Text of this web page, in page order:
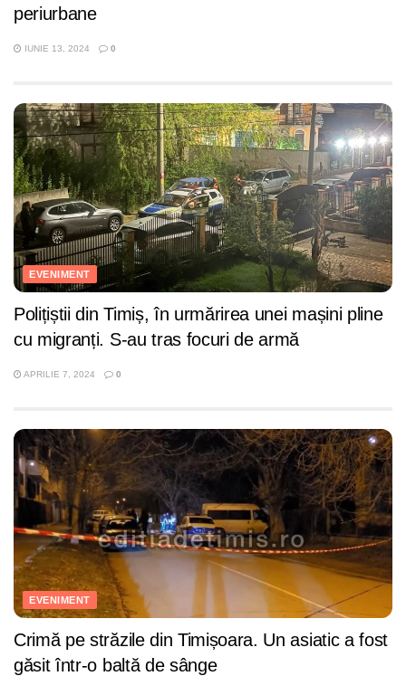
periurbane
IUNIE 13, 2024 0
EVENIMENT
Polițiștii din Timiș, în urmărirea unei mașini pline
cu migranți. S-au tras focuri de armă
APRILIE 7, 2024 0
EVENIMENT
Crimă pe străzile din Timișoara. Un asiatic a fost
găsit într-o baltă de sânge